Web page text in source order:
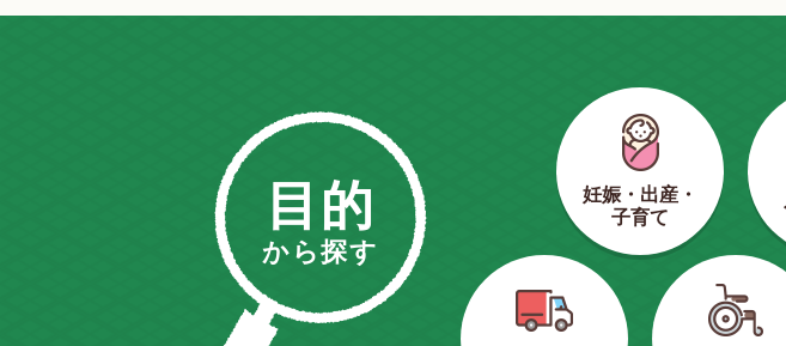
目的
から探す
妊娠・出産・
子育て